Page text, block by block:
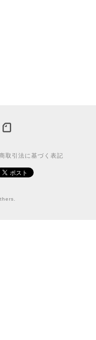
取引法に基づく表記